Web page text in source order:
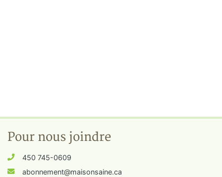
Pour nous joindre
450 745-0609
abonnement@maisonsaine.ca